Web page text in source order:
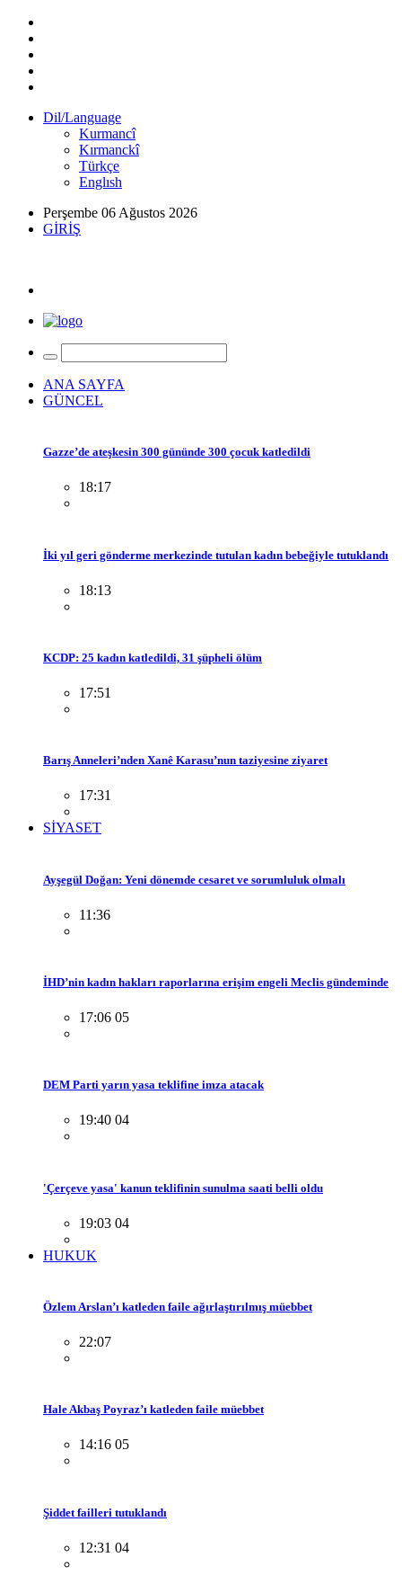
Dil/Language
Kurmancî
Kırmanckî
Türkçe
Englısh
Perşembe 06 Ağustos 2026
GİRİŞ
ANA SAYFA
GÜNCEL
Gazze’de ateşkesin 300 gününde 300 çocuk katledildi
18:17
İki yıl geri gönderme merkezinde tutulan kadın bebeğiyle tutuklandı
18:13
KCDP: 25 kadın katledildi, 31 şüpheli ölüm
17:51
Barış Anneleri’nden Xanê Karasu’nun taziyesine ziyaret
17:31
SİYASET
Ayşegül Doğan: Yeni dönemde cesaret ve sorumluluk olmalı
11:36
İHD’nin kadın hakları raporlarına erişim engeli Meclis gündeminde
17:06 05
DEM Parti yarın yasa teklifine imza atacak
19:40 04
'Çerçeve yasa' kanun teklifinin sunulma saati belli oldu
19:03 04
HUKUK
Özlem Arslan’ı katleden faile ağırlaştırılmış müebbet
22:07
Hale Akbaş Poyraz’ı katleden faile müebbet
14:16 05
Şiddet failleri tutuklandı
12:31 04